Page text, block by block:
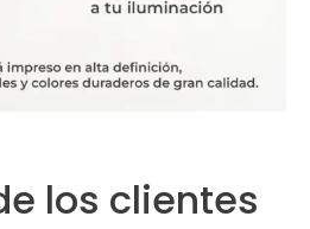
los clientes